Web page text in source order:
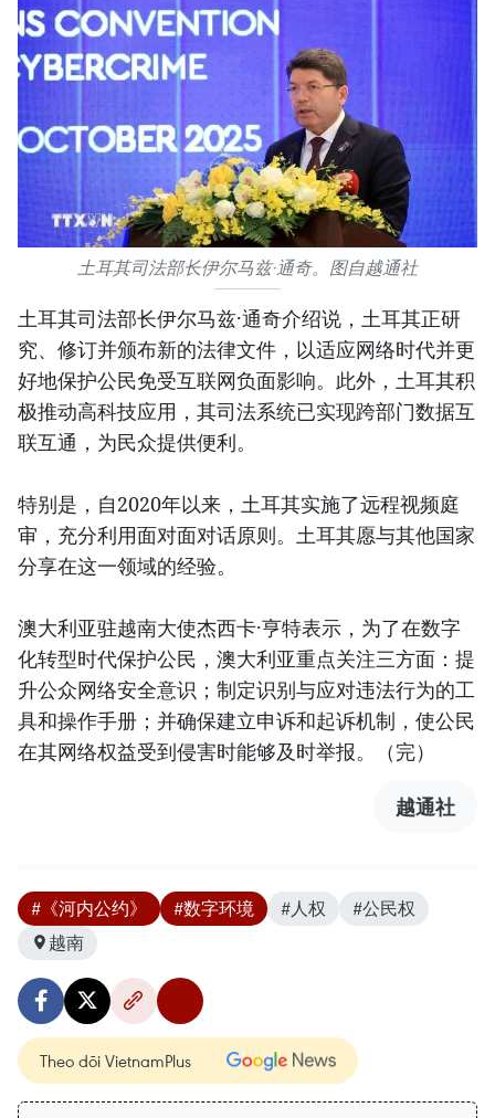
土耳其司法部长伊尔马兹·通奇。图自越通社
土耳其司法部长伊尔马兹·通奇介绍说，土耳其正研
究、修订并颁布新的法律文件，以适应网络时代并更
好地保护公民免受互联网负面影响。此外，土耳其积
极推动高科技应用，其司法系统已实现跨部门数据互
联互通，为民众提供便利。
特别是，自2020年以来，土耳其实施了远程视频庭
审，充分利用面对面对话原则。土耳其愿与其他国家
分享在这一领域的经验。
澳大利亚驻越南大使杰西卡·亨特表示，为了在数字
化转型时代保护公民，澳大利亚重点关注三方面：提
升公众网络安全意识；制定识别与应对违法行为的工
具和操作手册；并确保建立申诉和起诉机制，使公民
在其网络权益受到侵害时能够及时举报。（完）
越通社
#《河内公约》 #数字环境 #人权
#公民权
越南
Theo dõi VietnamPlus